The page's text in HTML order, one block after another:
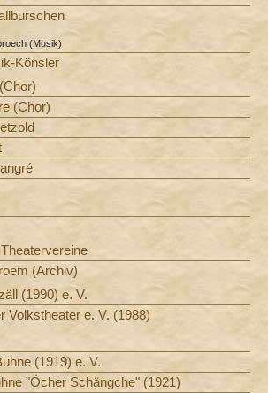
(Musik)
Könsler
(Chor)
(Archiv)
(1990) e. V.
Volkstheater e. V. (1988)
(1919) e. V.
"Öcher Schängche" (1921)